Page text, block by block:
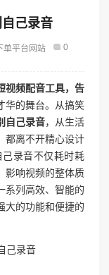
己录音
单平台网站
0
视频配音工具，告
华的舞台。从搞笑
自己录音，从生活
都离不开精心设计
录音不仅耗时耗
影响视频的整体质
系列高效、智能的
大的功能和便捷的